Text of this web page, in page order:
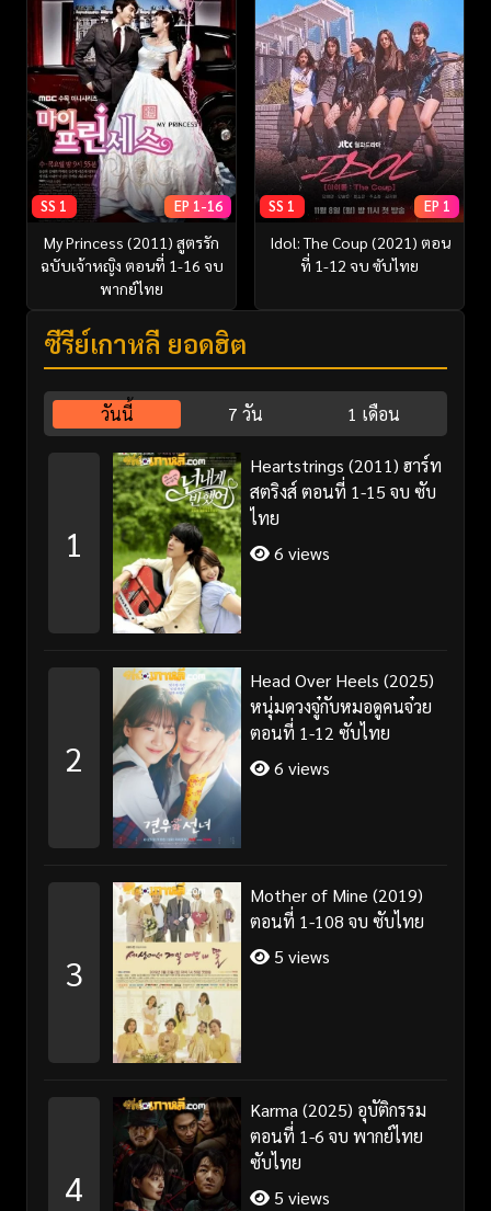
SS 1 EP 1-16
My Princess (2011) สูตรรัก
ฉบับเจ้าหญิง ตอนที่ 1-16 จบ
พากย์ไทย
SS 1 EP 1
Idol: The Coup (2021) ตอน
ที่ 1-12 จบ ซับไทย
ซีรี่ย์เกาหลี ยอดฮิต
วันนี้ 7 วัน 1 เดือน
1
Heartstrings (2011) ฮาร์ท
สตริงส์ ตอนที่ 1-15 จบ ซับ
ไทย
6 views
2
Head Over Heels (2025)
หนุ่มดวงจู๋กับหมอดูคนจ๋วย
ตอนที่ 1-12 ซับไทย
6 views
3
Mother of Mine (2019)
ตอนที่ 1-108 จบ ซับไทย
5 views
4
Karma (2025) อุบัติกรรม
ตอนที่ 1-6 จบ พากย์ไทย
ซับไทย
5 views